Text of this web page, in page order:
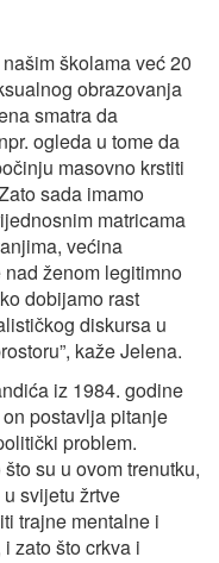
školama već 20
obrazovanja
smatra da
ogleda u tome da
masovno krstiti
sada imamo
matricama
većina
ženom legitimno
dobijamo rast
diskursa u
kaže Jelena.
iz 1984. godine
postavlja pitanje
problem.
su u ovom trenutku,
svijetu žrtve
trajne mentalne i
zato što crkva i